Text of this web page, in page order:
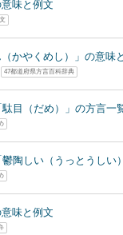
意味と例文
（かやくめし）」の意味
47都道府県方言百科辞典
駄目（だめ）」の方言一
鬱陶しい（うっとうしい
意味と例文